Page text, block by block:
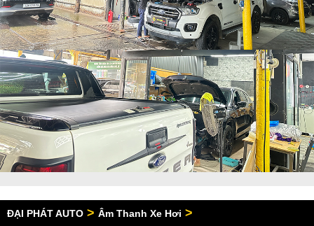
ĐẠI PHÁT AUTO > Âm Thanh Xe Hơi >